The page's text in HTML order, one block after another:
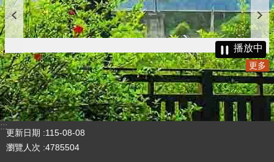
播放中
更多
:::
更新日期
115-08-08
瀏覽人次 4785504